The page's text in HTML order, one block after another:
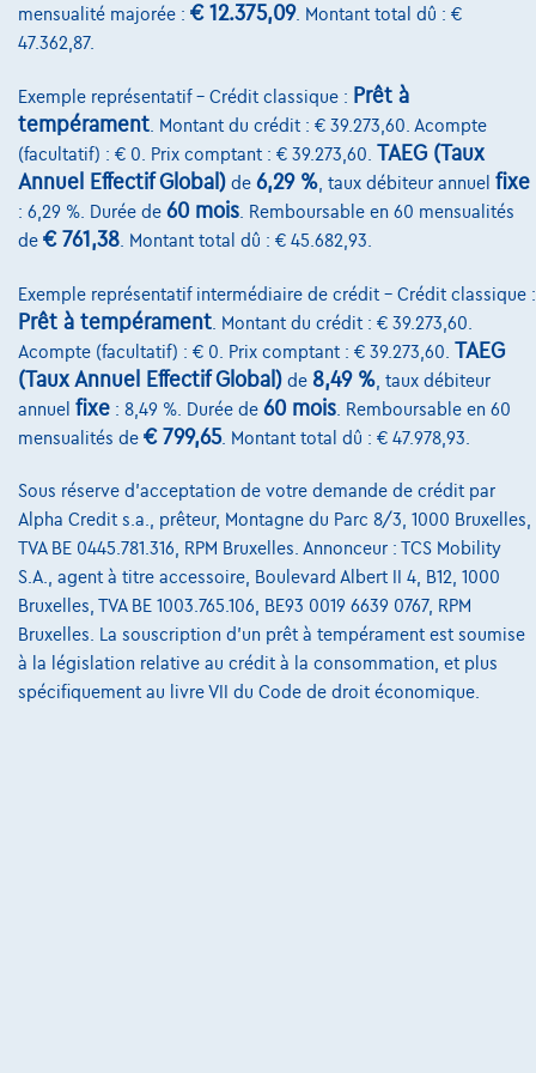
mensualité majorée : € 12.375,09. Montant total dû : €
47.362,87.
Exemple représentatif – Crédit classique : Prêt à
tempérament . Montant du crédit : € 39.273,60. Acompte
(facultatif) : € 0. Prix comptant : € 39.273,60. TAEG (Taux
Annuel Effectif Global) de 6,29 % , taux débiteur annuel fixe
: 6,29 %. Durée de 60 mois . Remboursable en 60 mensualités
de € 761,38 . Montant total dû : € 45.682,93.
Exemple représentatif intermédiaire de crédit – Crédit classique :
Prêt à tempérament . Montant du crédit : € 39.273,60.
Acompte (facultatif) : € 0. Prix comptant : € 39.273,60. TAEG
(Taux Annuel Effectif Global) de 8,49 % , taux débiteur
annuel fixe : 8,49 %. Durée de 60 mois . Remboursable en 60
mensualités de € 799,65. Montant total dû : € 47.978,93.
Sous réserve d'acceptation de votre demande de crédit par
Alpha Credit s.a., prêteur, Montagne du Parc 8/3, 1000 Bruxelles,
TVA BE 0445.781.316, RPM Bruxelles. Annonceur : TCS Mobility
S.A., agent à titre accessoire, Boulevard Albert II 4, B12, 1000
Bruxelles, TVA BE 1003.765.106, BE93 0019 6639 0767, RPM
Bruxelles. La souscription d'un prêt à tempérament est soumise
à la législation relative au crédit à la consommation, et plus
spécifiquement au livre VII du Code de droit économique.
Financement
Leasing
Devenez client
Qui nous sommes
Charte de qualité
Nos dealers
Nos partenaires
Notre équipe
Contact
@2024 TCS Mobility SA/NV Copyright
Conditions Générales